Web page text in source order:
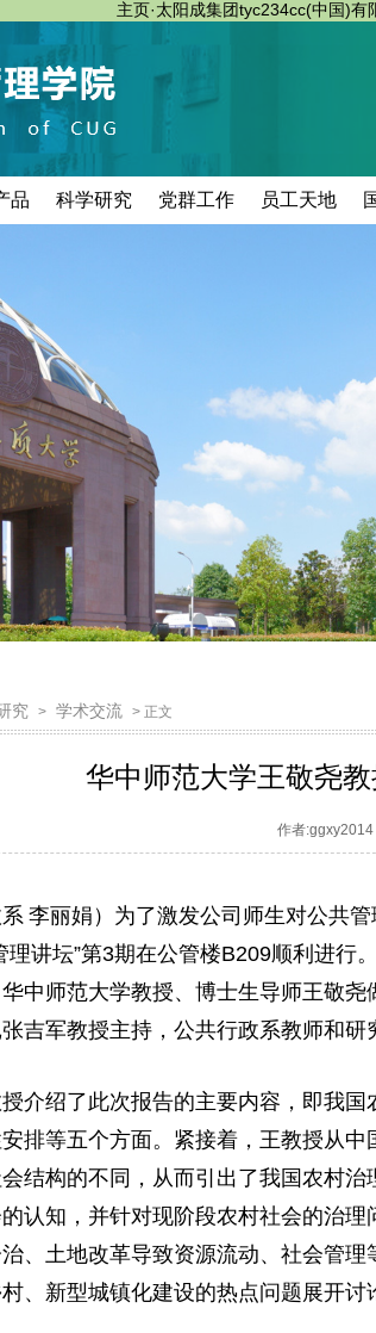
主页·太阳成集团tyc234cc(中国)有
品 科学研究 党群工作 员工天地
究 > 学术交流 > 正文
华中师范大学王敬尧教
作者:ggxy2014
李丽娟）为了激发公司师生对公共
理讲坛”第3期在公管楼B209顺利进
中师范大学教授、博士生导师王敬
吉军教授主持，公共行政系教师和研
介绍了此次报告的主要内容，即我
排等五个方面。紧接着，王教授从
结构的不同，从而引出了我国农村
认知，并针对现阶段农村社会的治
、土地改革导致资源流动、社会管
、新型城镇化建设的热点问题展开